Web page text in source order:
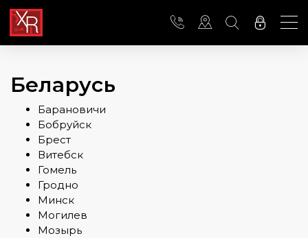
Беларусь
Барановичи
Бобруйск
Брест
Витебск
Гомель
Гродно
Минск
Могилев
Мозырь